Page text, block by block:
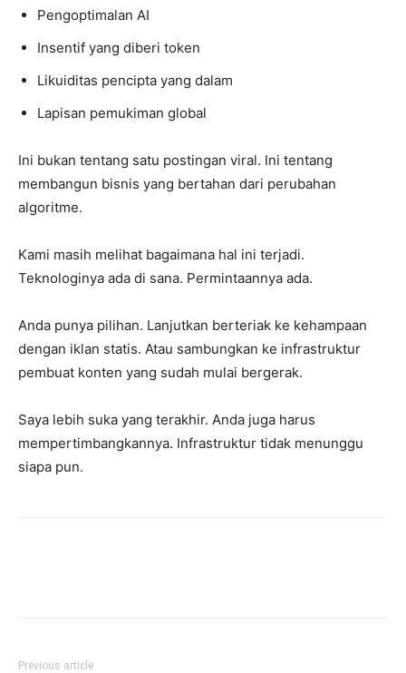
Pengoptimalan AI
Insentif yang diberi token
Likuiditas pencipta yang dalam
Lapisan pemukiman global
Ini bukan tentang satu postingan viral. Ini tentang
membangun bisnis yang bertahan dari perubahan
algoritme.
Kami masih melihat bagaimana hal ini terjadi.
Teknologinya ada di sana. Permintaannya ada.
Anda punya pilihan. Lanjutkan berteriak ke kehampaan
dengan iklan statis. Atau sambungkan ke infrastruktur
pembuat konten yang sudah mulai bergerak.
Saya lebih suka yang terakhir. Anda juga harus
mempertimbangkannya. Infrastruktur tidak menunggu
siapa pun.
Previous article